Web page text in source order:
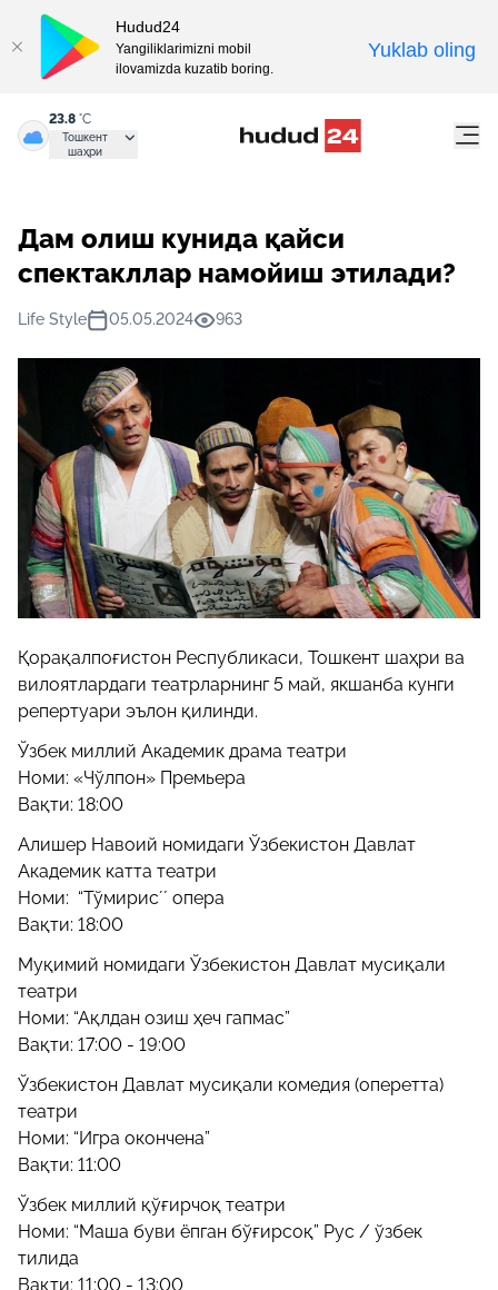
23.8 °C
Тошкент
шаҳри
Дам олиш кунида қайси
спектакллар намойиш этилади?
Life Style 05.05.2024 963
Қорақалпоғистон Республикаси, Тошкент шаҳри ва
вилоятлардаги театрларнинг 5 май, якшанба кунги
репертуари эълон қилинди.
Ўзбек миллий Академик драма театри
Номи: «Чўлпон» Премьера
Вақти: 18:00
Алишер Навоий номидаги Ўзбекистон Давлат
Академик катта театри
Номи: “Тўмирисʼʼ опера
Вақти: 18:00
Муқимий номидаги Ўзбекистон Давлат мусиқали
театри
Номи: “Ақлдан озиш ҳеч гапмас”
Вақти: 17:00 - 19:00
Ўзбекистон Давлат мусиқали комедия (оперетта)
театри
Номи: “Игра окончена”
Вақти: 11:00
Ўзбек миллий қўғирчоқ театри
Номи: “Маша буви ёпган бўғирсоқ” Рус / ўзбек
тилида
Вақти: 11:00 - 13:00
Hudud24
Yangiliklarimizni mobil
ilovamizda kuzatib boring.
Yuklab oling